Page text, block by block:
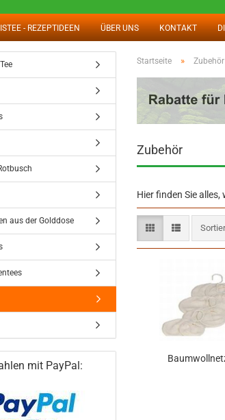
- REZEPTIDEEN ÜBER UNS KONTAKT
Startseite » Zubehör
Zubehör
Hier finden Sie
aus der Golddose
mit PayPal: